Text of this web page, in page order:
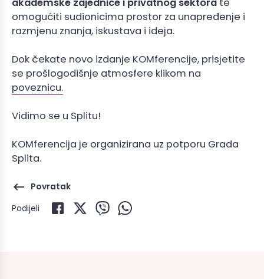
akademske zajednice i privatnog sektora te
omogućiti sudionicima prostor za unapređenje i
razmjenu znanja, iskustava i ideja.
Dok čekate novo izdanje KOMferencije, prisjetite
se prošlogodišnje atmosfere klikom na
poveznicu.
Vidimo se u Splitu!
KOMferencija je organizirana uz potporu Grada
Splita.
keyboard_backspace Povratak
Podijeli